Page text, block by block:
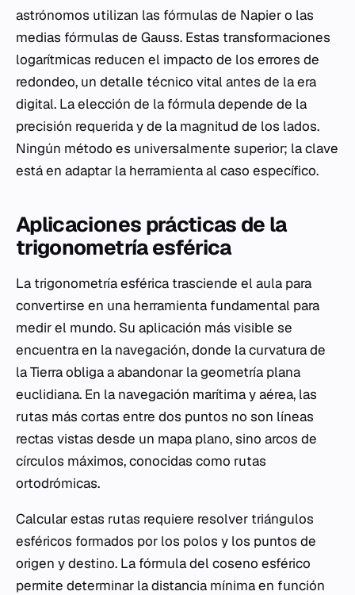
astrónomos utilizan las fórmulas de Napier o las
medias fórmulas de Gauss. Estas transformaciones
logarítmicas reducen el impacto de los errores de
redondeo, un detalle técnico vital antes de la era
digital. La elección de la fórmula depende de la
precisión requerida y de la magnitud de los lados.
Ningún método es universalmente superior; la clave
está en adaptar la herramienta al caso específico.
Aplicaciones prácticas de la
trigonometría esférica
La trigonometría esférica trasciende el aula para
convertirse en una herramienta fundamental para
medir el mundo. Su aplicación más visible se
encuentra en la navegación, donde la curvatura de
la Tierra obliga a abandonar la geometría plana
euclidiana. En la navegación marítima y aérea, las
rutas más cortas entre dos puntos no son líneas
rectas vistas desde un mapa plano, sino arcos de
círculos máximos, conocidas como rutas
ortodrómicas.
Calcular estas rutas requiere resolver triángulos
esféricos formados por los polos y los puntos de
origen y destino. La fórmula del coseno esférico
permite determinar la distancia mínima en función